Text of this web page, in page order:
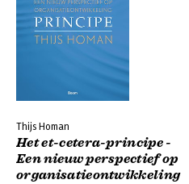
Thijs Homan
Het et-cetera-principe -
Een nieuw perspectief op
organisatieontwikkeling